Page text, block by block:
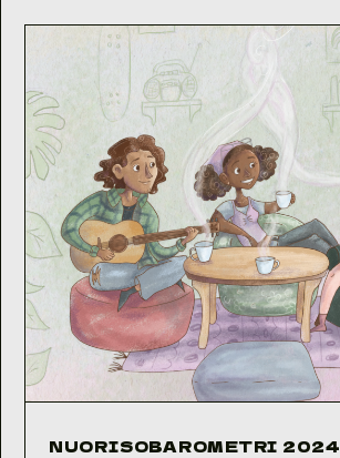
NUORISOBAROMETRI 2024